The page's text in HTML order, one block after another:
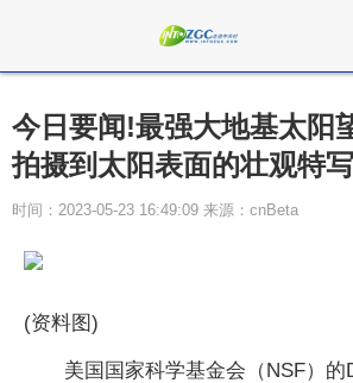
今日要闻!最强大地基太阳
拍摄到太阳表面的壮观特
时间：2023-05-23 16:49:09 来源：cnBeta
(资料图)
美国国家科学基金会（NSF）的